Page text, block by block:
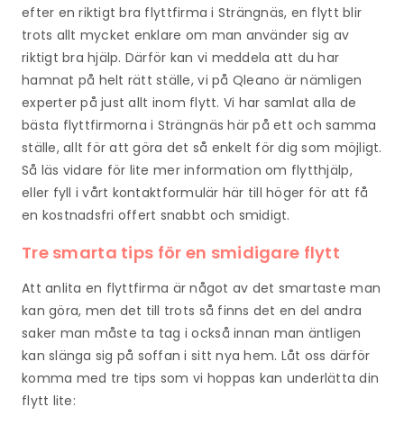
efter en riktigt bra flyttfirma i Strängnäs, en flytt blir
trots allt mycket enklare om man använder sig av
riktigt bra hjälp. Därför kan vi meddela att du har
hamnat på helt rätt ställe, vi på Qleano är nämligen
experter på just allt inom flytt. Vi har samlat alla de
bästa flyttfirmorna i Strängnäs här på ett och samma
ställe, allt för att göra det så enkelt för dig som möjligt.
Så läs vidare för lite mer information om flytthjälp,
eller fyll i vårt kontaktformulär här till höger för att få
en kostnadsfri offert snabbt och smidigt.
Tre smarta tips för en smidigare flytt
Att anlita en flyttfirma är något av det smartaste man
kan göra, men det till trots så finns det en del andra
saker man måste ta tag i också innan man äntligen
kan slänga sig på soffan i sitt nya hem. Låt oss därför
komma med tre tips som vi hoppas kan underlätta din
flytt lite: